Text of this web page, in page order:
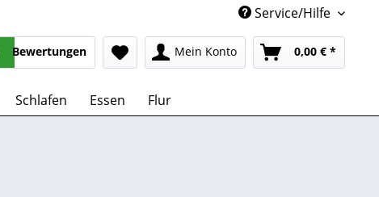
Service/Hilfe
Bewertungen Mein Konto 0,00 € *
Schlafen Essen Flur